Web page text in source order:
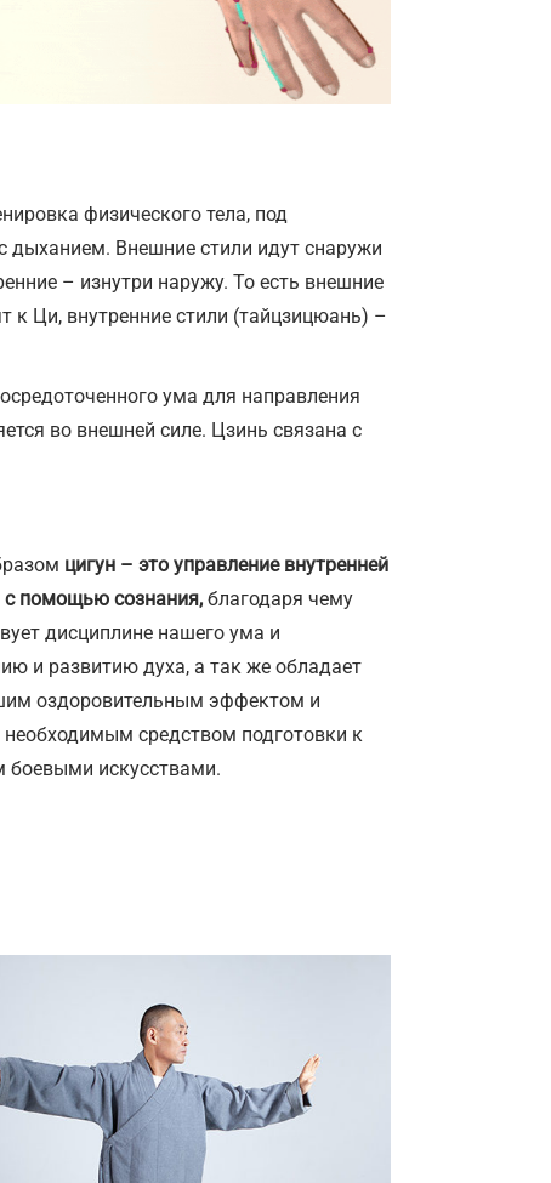
физического тела, под
дыханием. Внешние стили идут снаружи
– изнутри наружу. То есть внешние
к Ци, внутренние стили (тайцзицюань) –
ума для направления
во внешней силе. Цзинь связана с
цигун – это управление внутренней
с помощью сознания, благодаря чему
дисциплине нашего ума и
и развитию духа, а так же обладает
оздоровительным эффектом и
необходимым средством подготовки к
боевыми искусствами.